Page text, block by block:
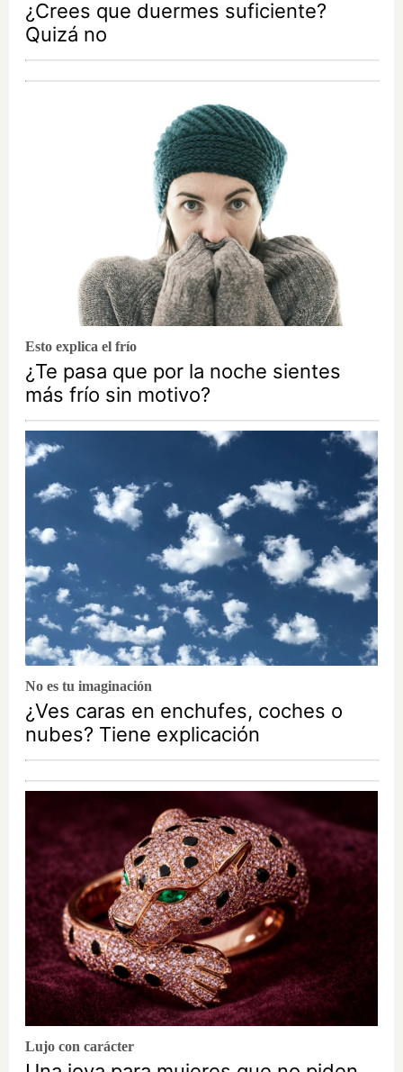
¿Crees que duermes suficiente?
Quizá no
Esto explica el frío
¿Te pasa que por la noche sientes
más frío sin motivo?
No es tu imaginación
¿Ves caras en enchufes, coches o
nubes? Tiene explicación
Lujo con carácter